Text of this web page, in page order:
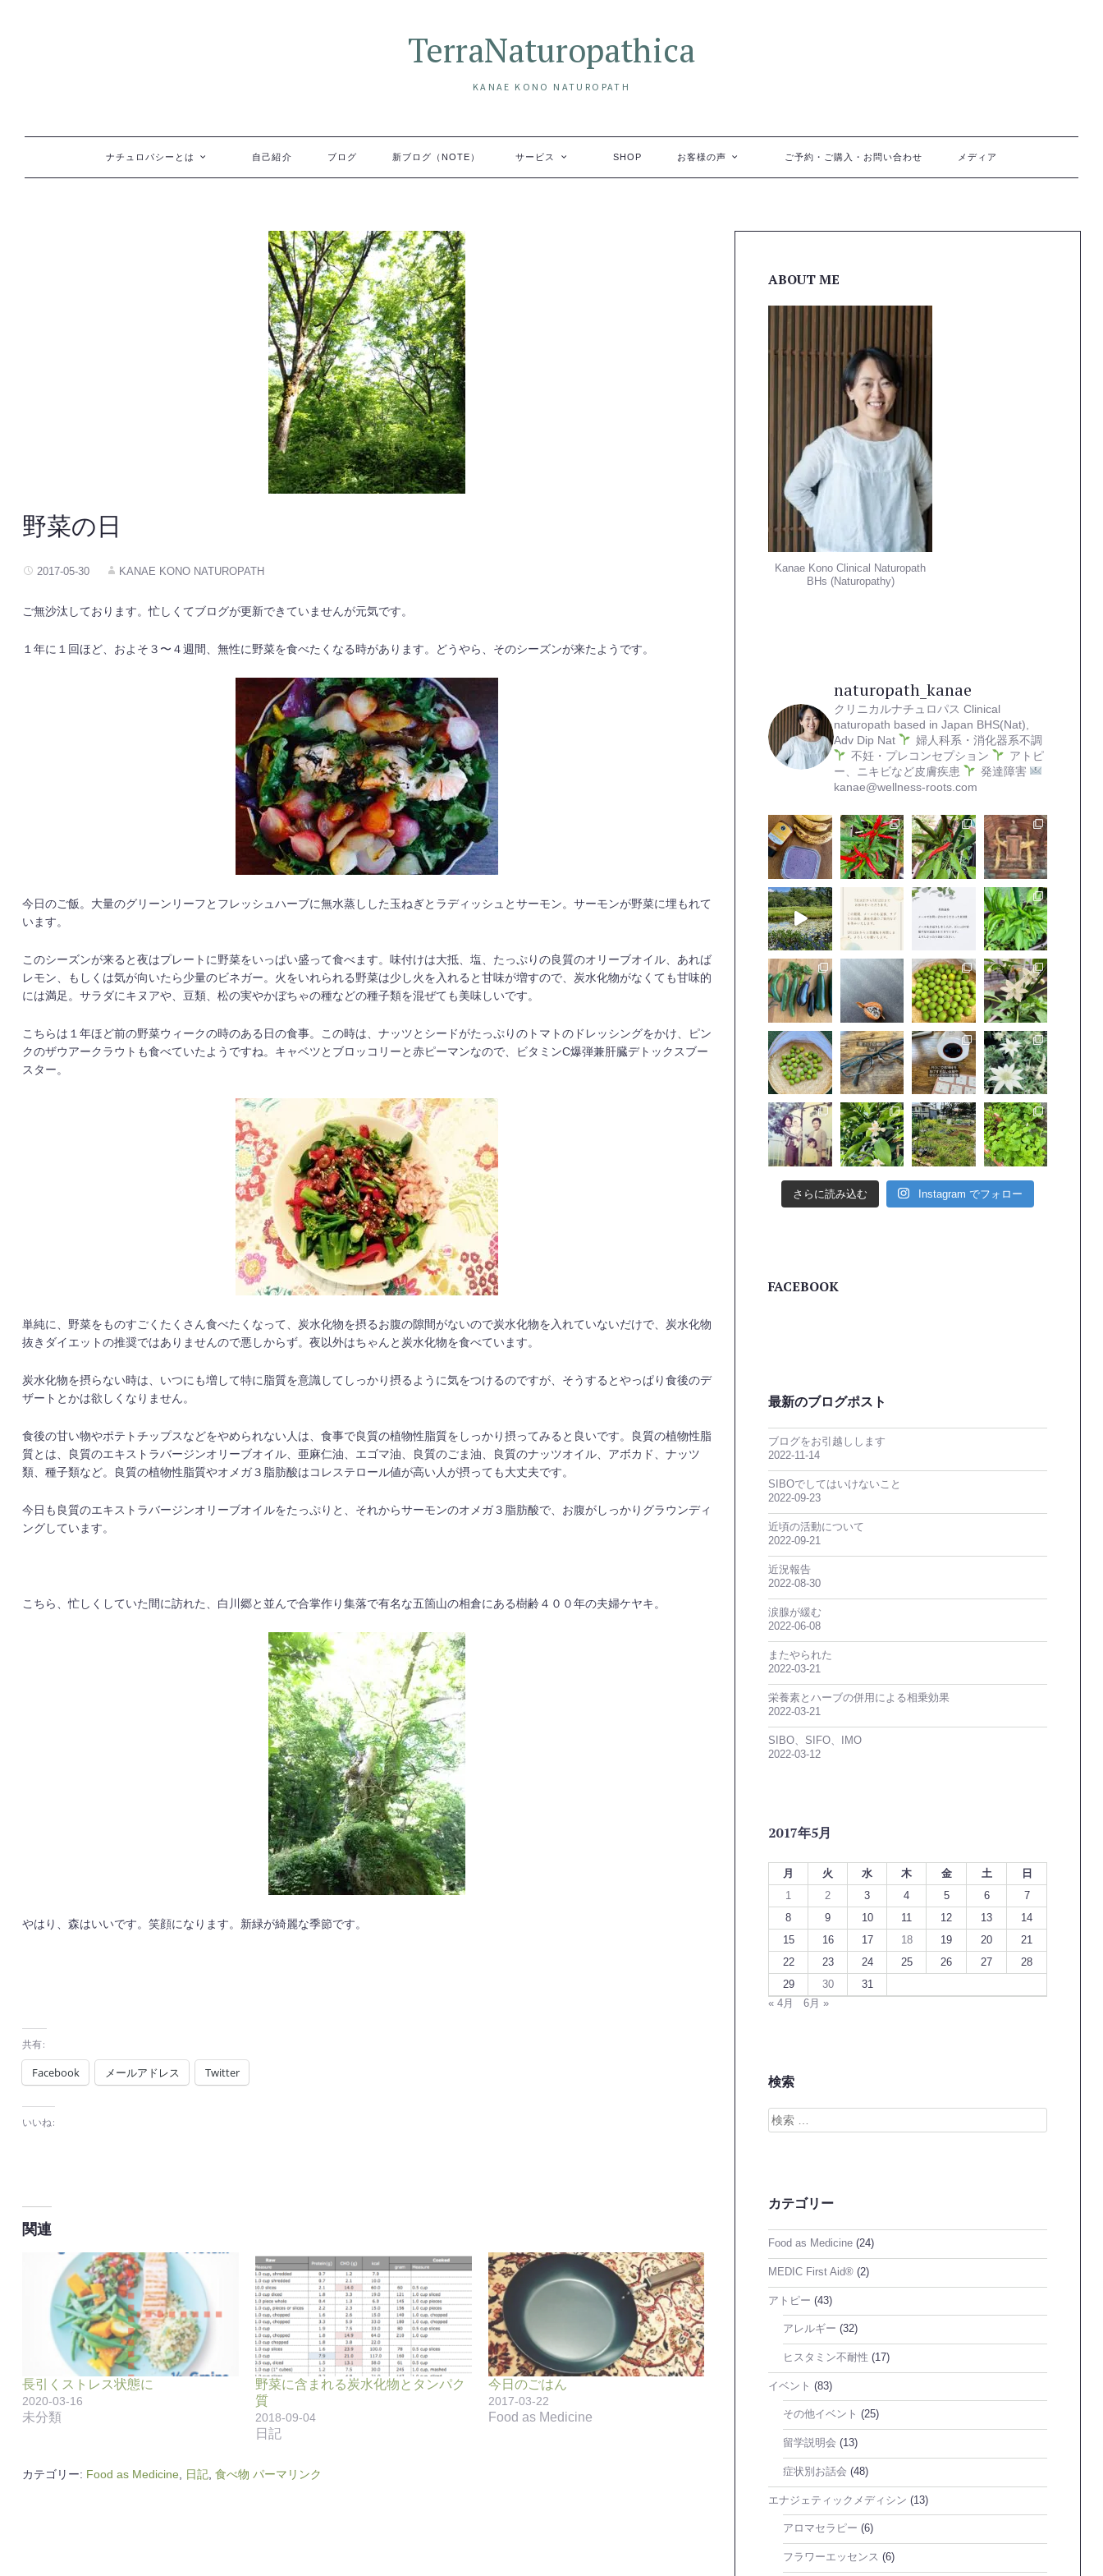
TerraNaturopathica
KANAE KONO NATUROPATH
コンテンツへ移動ナチュロパシーとは 自己紹介 ブログ 新ブログ（NOTE） サービス SHOP お客様の声 ご予約・ご購入・お問い合わせ メディア
野菜の日
2017-05-30 KANAE KONO NATUROPATH
ご無沙汰しております。忙しくてブログが更新できていませんが元気です。
１年に１回ほど、およそ３〜４週間、無性に野菜を食べたくなる時があります。どうやら、そのシーズンが来たようです。
今日のご飯。大量のグリーンリーフとフレッシュハーブに無水蒸しした玉ねぎとラディッシュとサーモン。サーモンが野菜に埋もれて
います。
このシーズンが来ると夜はプレートに野菜をいっぱい盛って食べます。味付けは大抵、塩、たっぷりの良質のオリーブオイル、あれば
レモン、もしくは気が向いたら少量のビネガー。火をいれられる野菜は少し火を入れると甘味が増すので、炭水化物がなくても甘味的
には満足。サラダにキヌアや、豆類、松の実やかぼちゃの種などの種子類を混ぜても美味しいです。
こちらは１年ほど前の野菜ウィークの時のある日の食事。この時は、ナッツとシードがたっぷりのトマトのドレッシングをかけ、ピン
クのザウアークラウトも食べていたようですね。キャベツとブロッコリーと赤ピーマンなので、ビタミンC爆弾兼肝臓デトックスブー
スター。
単純に、野菜をものすごくたくさん食べたくなって、炭水化物を摂るお腹の隙間がないので炭水化物を入れていないだけで、炭水化物
抜きダイエットの推奨ではありませんので悪しからず。夜以外はちゃんと炭水化物を食べています。
炭水化物を摂らない時は、いつにも増して特に脂質を意識してしっかり摂るように気をつけるのですが、そうするとやっぱり食後のデ
ザートとかは欲しくなりません。
食後の甘い物やポテトチップスなどをやめられない人は、食事で良質の植物性脂質をしっかり摂ってみると良いです。良質の植物性脂
質とは、良質のエキストラバージンオリーブオイル、亜麻仁油、エゴマ油、良質のごま油、良質のナッツオイル、アボカド、ナッツ
類、種子類など。良質の植物性脂質やオメガ３脂肪酸はコレステロール値が高い人が摂っても大丈夫です。
今日も良質のエキストラバージンオリーブオイルをたっぷりと、それからサーモンのオメガ３脂肪酸で、お腹がしっかりグラウンディ
ングしています。
こちら、忙しくしていた間に訪れた、白川郷と並んで合掌作り集落で有名な五箇山の相倉にある樹齢４００年の夫婦ケヤキ。
やはり、森はいいです。笑顔になります。新緑が綺麗な季節です。
共有:
Facebook メールアドレス Twitter
いいね:
関連
長引くストレス状態に
2020-03-16
未分類
野菜に含まれる炭水化物とタンパク
質
2018-09-04
日記
今日のごはん
2017-03-22
Food as Medicine
カテゴリー: Food as Medicine 日記 食べ物 パーマリンク
ABOUT ME
Kanae Kono Clinical Naturopath
BHs (Naturopathy)
naturopath_kanae
クリニカルナチュロパス Clinical
naturopath based in Japan BHS(Nat),
Adv Dip Nat
婦人科系・消化器系不調
不妊・プレコンセプション
アトピ
ー、ニキビなど皮膚疾患
発達障害
kanae@wellness-roots.com
さらに読み込む Instagram でフォロー
FACEBOOK
最新のブログポスト
ブログをお引越しします
2022-11-14
SIBOでしてはいけないこと
2022-09-23
近頃の活動について
2022-09-21
近況報告
2022-08-30
涙腺が緩む
2022-06-08
またやられた
2022-03-21
栄養素とハーブの併用による相乗効果
2022-03-21
SIBO、SIFO、IMO
2022-03-12
2017年5月
月 火 水 木 金 土
日
1
2 3 4 5 6
7
8
9 10 11 12 13
14
15
16 17 18 19 20
21
22
23 24 25 26 27
28
29
30
31
« 4月
6月 »
検索
検
索
カテゴリー
Food as Medicine (24)
MEDIC First Aid® (2)
アトピー (43)
アレルギー (32)
ヒスタミン不耐性 (17)
イベント (83)
その他イベント (25)
留学説明会 (13)
症状別お話会 (48)
エナジェティックメディシン (13)
アロマセラピー (6)
フラワーエッセンス (6)